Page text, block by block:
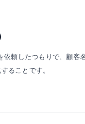
頼したつもりで、顧
ることです。